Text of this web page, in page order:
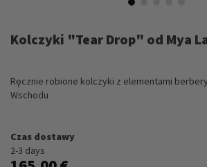
początek
Kolczyki "Tear Drop" od Mya
Ręcznie robione kolczyki z elementami
Wschodu
Czas dostawy
2-3 days